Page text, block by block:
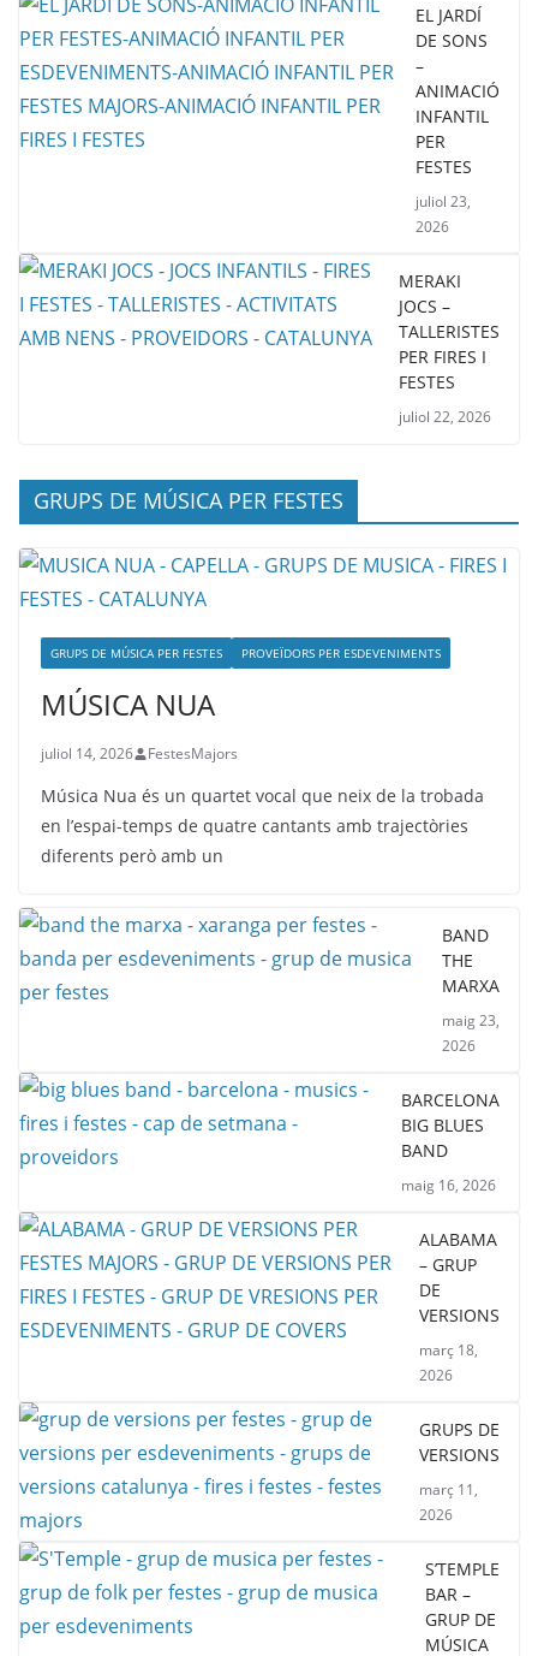
EL JARDÍ
DE SONS
–
ANIMACIÓ
INFANTIL
PER
FESTES
juliol 23,
2026
MERAKI
JOCS –
TALLERISTES
PER FIRES I
FESTES
juliol 22, 2026
GRUPS DE MÚSICA PER FESTES
GRUPS DE MÚSICA PER FESTES PROVEÏDORS PER ESDEVENIMENTS
MÚSICA NUA
juliol 14, 2026 FestesMajors
Música Nua és un quartet vocal que neix de la trobada
en l’espai-temps de quatre cantants amb trajectòries
diferents però amb un
BAND
THE
MARXA
maig 23,
2026
BARCELONA
BIG BLUES
BAND
maig 16, 2026
ALABAMA
– GRUP
DE
VERSIONS
març 18,
2026
GRUPS DE
VERSIONS
març 11,
2026
S’TEMPLE
BAR –
GRUP DE
MÚSICA